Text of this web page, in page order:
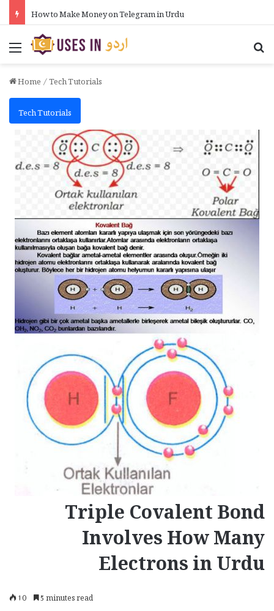
How to Make Money on Telegram in Urdu
Menu
Home/Tech Tutorials
Tech Tutorials
Triple Covalent Bond
Involves How Many
Electrons in Urdu
10 5 minutes read